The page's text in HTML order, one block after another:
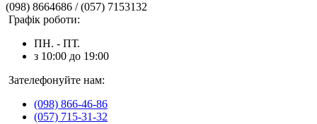
(098) 8664686 / (057) 7153132
Графік роботи:
ПН. - ПТ.
з 10:00 до 19:00
Зателефонуйте нам:
(098) 866-46-86
(057) 715-31-32